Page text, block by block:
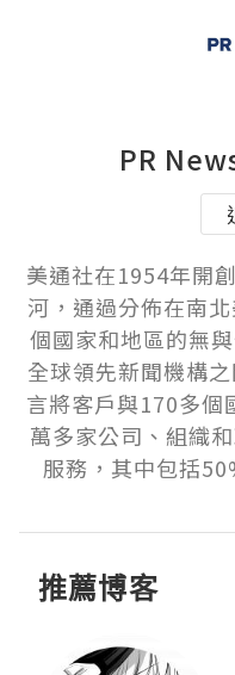
PR
美通社在1954年開
河，通過分佈在南
個國家和地區的無
全球領先新聞機構
言將客戶與170多個
萬多家公司、組織
服務，其中包括
推薦博客